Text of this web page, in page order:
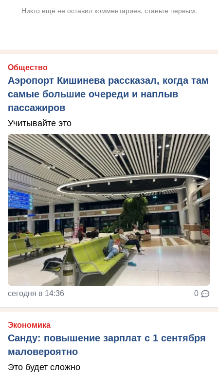
Никто ещё не оставил комментариев, станьте первым.
Общество
Аэропорт Кишинева рассказал, когда там
самые большие очереди и наплыв
пассажиров
Учитывайте это
сегодня в 14:36 0
Экономика
Санду: повышение зарплат с 1 сентября
маловероятно
Это будет сложно